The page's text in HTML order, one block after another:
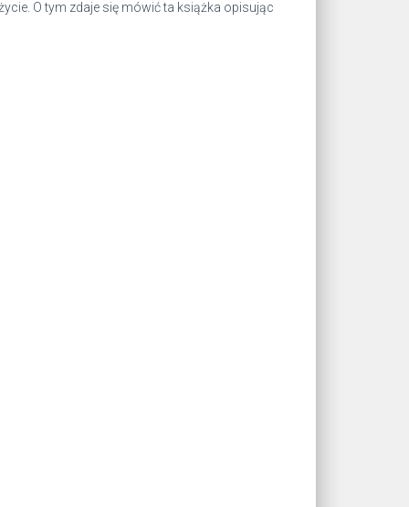
O tym zdaje się mówić ta książka opisując